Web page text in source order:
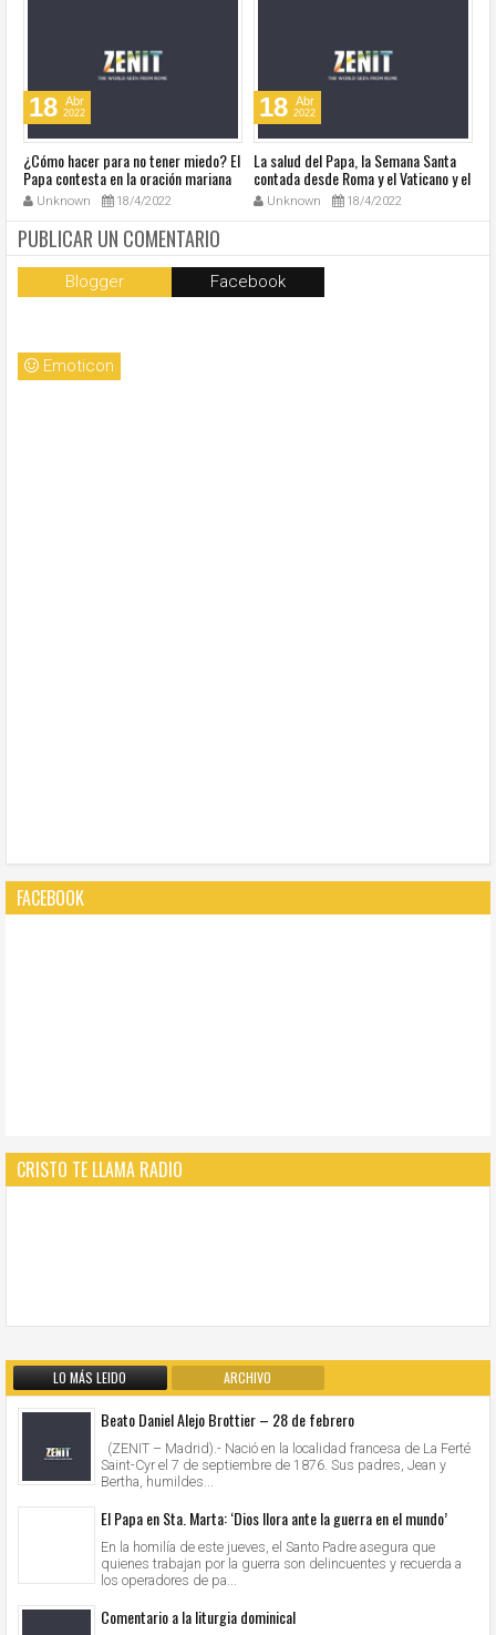
18 Abr
2022
¿Cómo hacer para no tener miedo? El
Papa contesta en la oración mariana
de este lunes en la Plaza de San
Pedro
Unknown 18/4/2022
18 Abr
2022
La salud del Papa, la Semana Santa
contada desde Roma y el Vaticano y el
resumen de noticias en audio
Unknown 18/4/2022
PUBLICAR UN COMENTARIO
Blogger Facebook
Emoticon
FACEBOOK
CRISTO TE LLAMA RADIO
LO MÁS LEIDO ARCHIVO
Beato Daniel Alejo Brottier – 28 de febrero
(ZENIT – Madrid).- Nació en la localidad francesa de La Ferté
Saint-Cyr el 7 de septiembre de 1876. Sus padres, Jean y
Bertha, humildes...
El Papa en Sta. Marta: ‘Dios llora ante la guerra en el mundo’
En la homilía de este jueves, el Santo Padre asegura que
quienes trabajan por la guerra son delincuentes y recuerda a
los operadores de pa...
Comentario a la liturgia dominical